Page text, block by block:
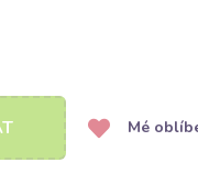
Mé